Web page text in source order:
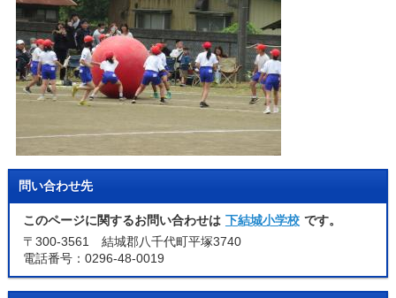
問い合わせ先
このページに関するお問い合わせは 下結城小学校 です。
〒300-3561 結城郡八千代町平塚3740
電話番号：0296-48-0019